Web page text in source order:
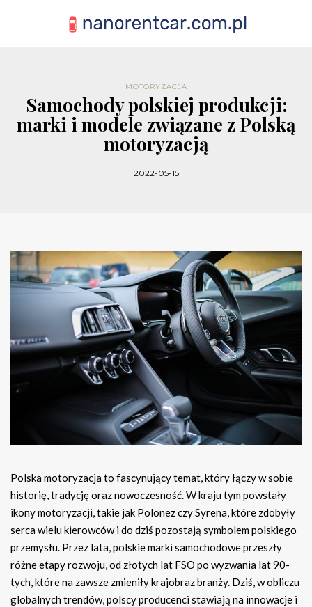
MOTORYZACJA
Samochody polskiej produkcji:
marki i modele związane z Polską
motoryzacją
2022-05-15
Polska motoryzacja to fascynujący temat, który łączy w sobie
historię, tradycję oraz nowoczesność. W kraju tym powstały
ikony motoryzacji, takie jak Polonez czy Syrena, które zdobyły
serca wielu kierowców i do dziś pozostają symbolem polskiego
przemysłu. Przez lata, polskie marki samochodowe przeszły
różne etapy rozwoju, od złotych lat FSO po wyzwania lat 90-
tych, które na zawsze zmieniły krajobraz branży. Dziś, w obliczu
globalnych trendów, polscy producenci stawiają na innowacje i